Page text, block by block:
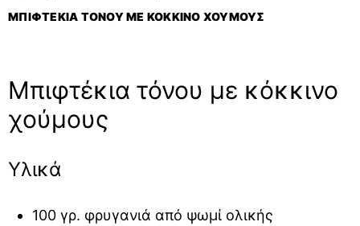
ΜΠΙΦΤΈΚΙΑ ΤΌΝΟΥ ΜΕ ΚΌΚΚΙΝΟ ΧΟΎΜΟΥΣ
Μπιφτέκια τόνου με κόκκινο
χούμους
Υλικά
100 γρ. φρυγανιά από ψωμί ολικής